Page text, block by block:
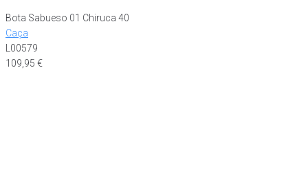
Bota Sabueso 01 Chiruca 40
Caça
L00579
109,95 €